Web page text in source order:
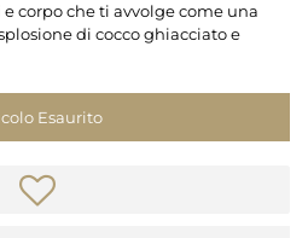
corpo che ti avvolge come una
di cocco ghiacciato e
Esaurito